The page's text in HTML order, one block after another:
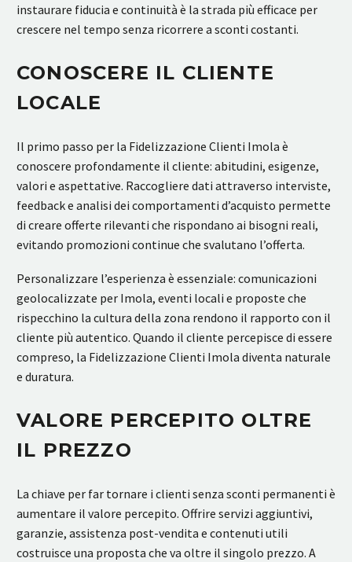
instaurare fiducia e continuità è la strada più efficace per
crescere nel tempo senza ricorrere a sconti costanti.
CONOSCERE IL CLIENTE
LOCALE
Il primo passo per la Fidelizzazione Clienti Imola è
conoscere profondamente il cliente: abitudini, esigenze,
valori e aspettative. Raccogliere dati attraverso interviste,
feedback e analisi dei comportamenti d’acquisto permette
di creare offerte rilevanti che rispondano ai bisogni reali,
evitando promozioni continue che svalutano l’offerta.
Personalizzare l’esperienza è essenziale: comunicazioni
geolocalizzate per Imola, eventi locali e proposte che
rispecchino la cultura della zona rendono il rapporto con il
cliente più autentico. Quando il cliente percepisce di essere
compreso, la Fidelizzazione Clienti Imola diventa naturale
e duratura.
VALORE PERCEPITO OLTRE
IL PREZZO
La chiave per far tornare i clienti senza sconti permanenti è
aumentare il valore percepito. Offrire servizi aggiuntivi,
garanzie, assistenza post-vendita e contenuti utili
costruisce una proposta che va oltre il singolo prezzo. A